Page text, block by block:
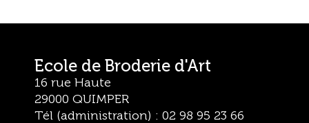
Ecole de Broderie d'Art
16 rue Haute
29000 QUIMPER
Tél (administration) : 02 98 95 23 66